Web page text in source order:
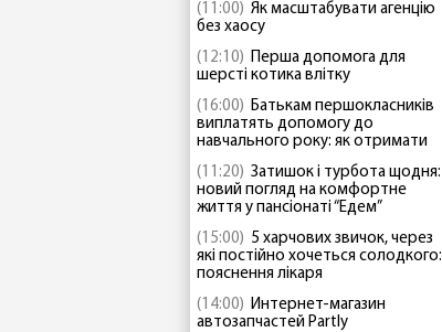
(11:00) Як масштабувати агенцію
без хаосу
(12:10) Перша допомога для
шерсті котика влітку
(16:00) Батькам першокласників
виплатять допомогу до
навчального року: як отримати
(11:20) Затишок і турбота щодня:
новий погляд на комфортне
життя у пансіонаті “Едем”
(15:00) 5 харчових звичок, через
які постійно хочеться солодкого:
пояснення лікаря
(14:00) Интернет-магазин
автозапчастей Partly